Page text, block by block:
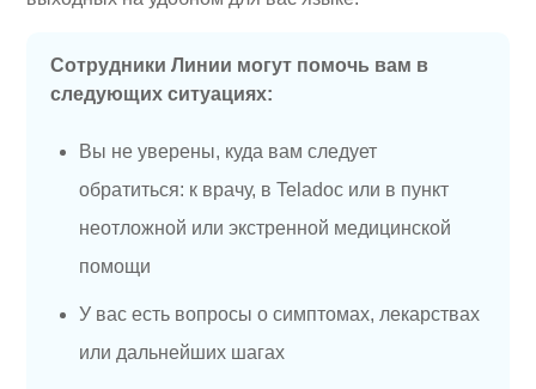
Сотрудники Линии могут помочь вам в
следующих ситуациях:
Вы не уверены, куда вам следует
обратиться: к врачу, в Teladoc или в пункт
неотложной или экстренной медицинской
помощи
У вас есть вопросы о симптомах, лекарствах
или дальнейших шагах